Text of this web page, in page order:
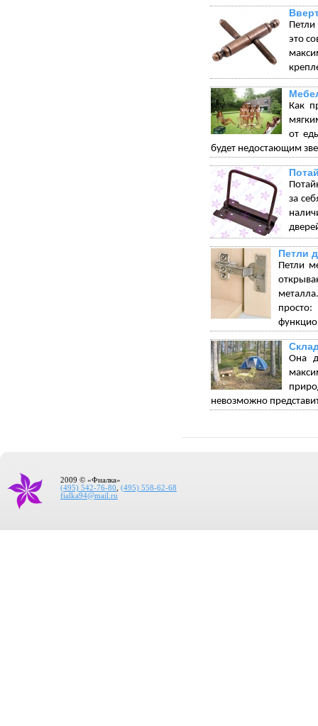
это
Как
от
будет недостающим
за
Петли
Петли
Она
невозможно
2009 © «Фиалка»
(495) 542-76-80
(495) 558-62-68
fialka94@mail.ru